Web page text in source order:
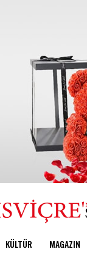
KÜLTÜR MAGAZIN